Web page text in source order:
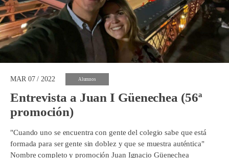
MAR 07 / 2022 Alumnos
Entrevista a Juan I Güenechea (56ª
promoción)
"Cuando uno se encuentra con gente del colegio sabe que está
formada para ser gente sin doblez y que se muestra auténtica"
Nombre completo y promoción Juan Ignacio Güenechea